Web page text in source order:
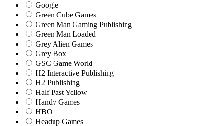
Google
Green Cube Games
Green Man Gaming Publishing
Green Man Loaded
Grey Alien Games
Grey Box
GSC Game World
H2 Interactive Publishing
H2 Publishing
Half Past Yellow
Handy Games
HBO
Headup Games